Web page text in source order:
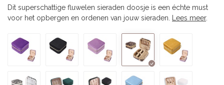
Dit superschattige fluwelen sieraden doosje is een échte must
voor het opbergen en ordenen van jouw sieraden.
Lees meer.